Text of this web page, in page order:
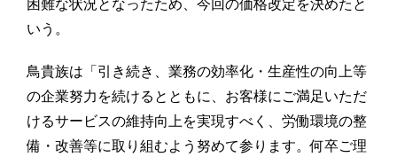
いう。
鳥貴族は「引き続き、業務の効率化・生産性の向上等
の企業努力を続けるとともに、お客様にご満足いただ
けるサービスの維持向上を実現すべく、労働環境の整
備・改善等に取り組むよう努めて参ります。何卒ご理